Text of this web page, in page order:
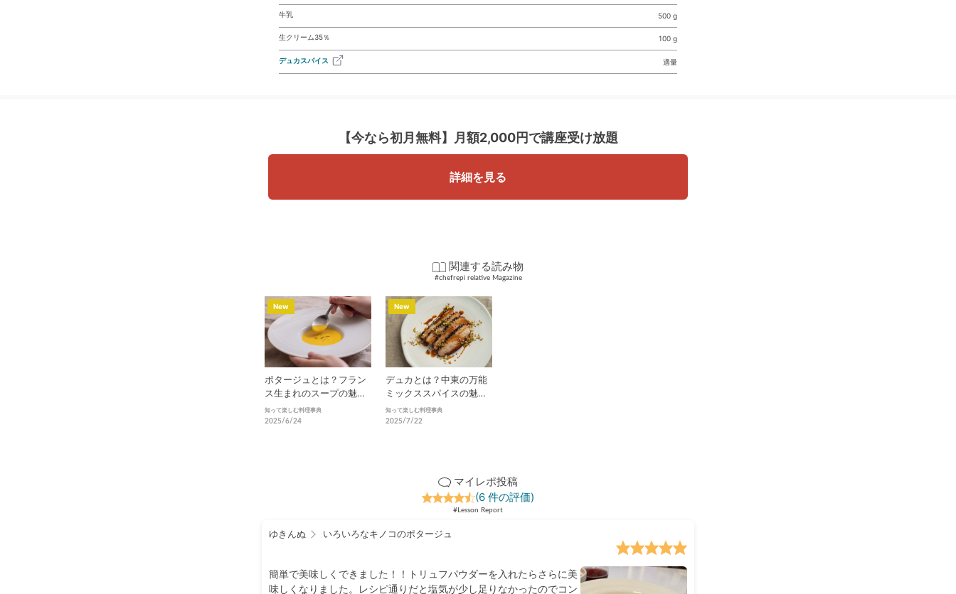
牛乳 500 g
生クリーム35％ 100 g
デュカスパイス 適量
【今なら初月無料】 月額2,000円で講座受け放題
詳細を見る
関連する読み物
#chefrepi relative Magazine
ポタージュとは？フラン
ス生まれのスープの魅力
と奥深い世界
知って楽しむ料理事典
2025/6/24
New
デュカとは？中東の万能
ミックススパイスの魅力
と活用法を徹底解説
知って楽しむ料理事典
2025/7/22
New
マイレポ投稿
(6 件の評価)
#Lesson Report
ゆきんぬ いろいろなキノコのポタージュ
簡単で美味しくできました！！トリュフパウダーを入れたらさらに美
味しくなりました。レシピ通りだと塩気が少し足りなかったのでコン